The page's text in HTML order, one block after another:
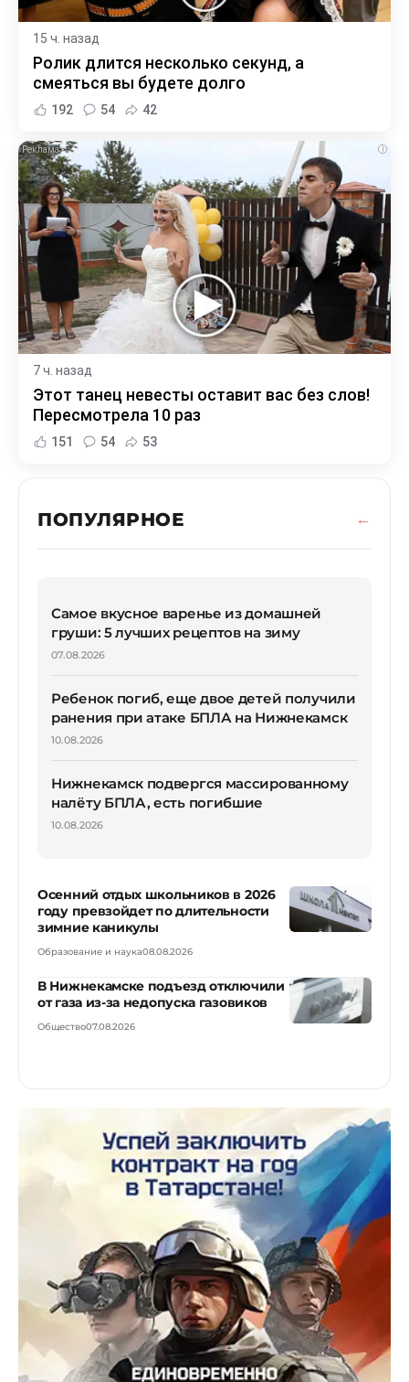
15 ч. назад
Ролик длится несколько секунд, а
смеяться вы будете долго
192 54 42
i
7 ч. назад
Этот танец невесты оставит вас без слов!
Пересмотрела 10 раз
151 54 53
ПОПУЛЯРНОЕ
Самое вкусное варенье из домашней
груши: 5 лучших рецептов на зиму
07.08.2026
Ребенок погиб, еще двое детей получили
ранения при атаке БПЛА на Нижнекамск
10.08.2026
Нижнекамск подвергся массированному
налёту БПЛА, есть погибшие
10.08.2026
Осенний отдых школьников в 2026
году превзойдет по длительности
зимние каникулы
Образование и наука08.08.2026
В Нижнекамске подъезд отключили
от газа из-за недопуска газовиков
Общество07.08.2026